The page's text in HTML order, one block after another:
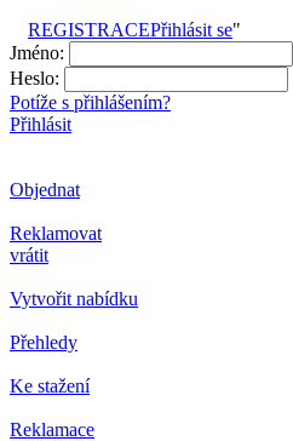
REGISTRACEPřihlásit se"
Jméno:
Heslo:
Potíže s přihlášením?
Přihlásit
Objednat
Reklamovat
vrátit
Vytvořit nabídku
Přehledy
Ke stažení
Reklamace